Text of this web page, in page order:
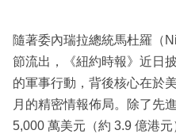
隨著委內瑞拉總統馬杜羅（
節流出，《紐約時報》近日
的軍事行動，背後核心在於
月的精密情報佈局。除了先
5,000 萬美元（約 3.9 億港